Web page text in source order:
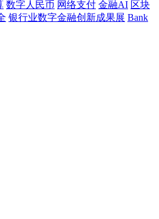
数字人民币 网络支付 金融AI 区块
银行业数字金融创新成果展 Bank